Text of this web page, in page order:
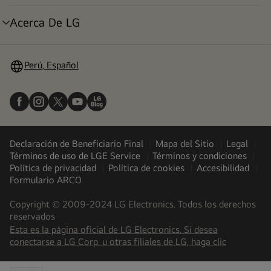
Acerca De LG
alternar
Perú, Español
Declaración de Beneficiario Final Mapa del Sitio
Legal
Términos de uso de LGE Service
Términos y condiciones
Política de privacidad
Política de cookies
Accesibilidad
Formulario ARCO
Copyright © 2009-2024 LG Electronics. Todos los derechos
reservados
Esta es la página oficial de LG Electronics. Si desea
conectarse a LG Corp. u otras filiales de LG, haga clic(